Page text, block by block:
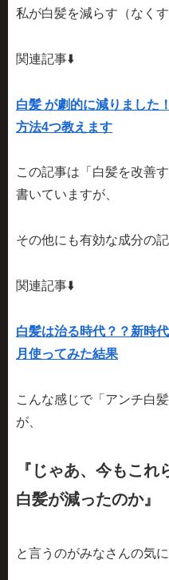
私が白髪を減らす（なく
関連記事⬇️
白髪 が劇的に減りました
方法4つ教えます
この記事は「白髪を改善
書いていますが、
その他にも有効な成分の
関連記事⬇️
白髪は治る時代？？新時
月使ってみた結果
こんな感じで 「アンチ白髪
が、
『じゃあ、今もこれ
白髪が減ったのか』
と言うのがみなさんの気